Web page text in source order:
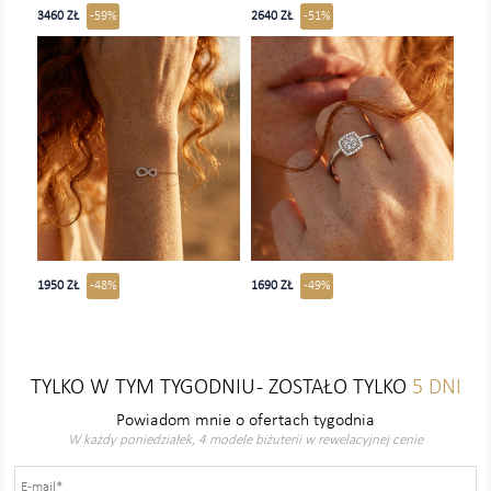
okazji do świętowania jest wiele,Edenly oferuje 20% rabatu na drugi wyrób: to szansa
na ozdobienie pierścionkami nawet 10 palcówlub wybór podwójnego modelu do
noszenia we dwoje!
EDENLY: STAWIAMY NA JAKOŚĆ I SATYSFAKCJĘ KLIENTÓW.
Marka Edenly oferuje pierścionki, obrączki, pierścionki z pojedynczym diamentem od
ponad 10 lat.Wszystkie wyroby są wykonywane z tą samą starannością i zasadami
sztuki jubilerskiej w naszychpracowniach. Z tego powodu dołączamy do nich certyfikat
i oferujemy na nie 2-letnią gwarancję.
Każdy wyrób jest wyrazem jakości i rzetelnej wiedzy fachowej naszych pracowników.
W całymprocesie wytwórczym pierścionek ze złota i diamentów podlega testom
jakości, zarówno jeżelichodzi o jakość złota, jak i rodowanie, polerowanie lub
wysadzanie kamieniami. Złoto użyte przezfirmę Edenly do wyrobu biżuterii ma
odpowiednią próbę poświadczającą jego jakość i cenę.Diamenty w wyrobach Edenly są
kamieniami naturalnymi opatrzonymi certyfikatem gwarantującymich autentyczność i
jakość. Edenly jako marka zaangażowana wykorzystuje diamenty pozyskane
wwarunkach etycznych i odpowiedzialnych, z poszanowaniem warunków pracy i
człowieka, które niepochodzą z obszarów objętych konfliktami zbrojnymi.
Większość modeli Edenly to unikalne i zarejestrowane kreacje, które wyrażają
JAKIE MODELE PIERŚCIONKÓW OFERUJE EDENLY?
Edenly oferuje pierścionki złote i z brylantami.Klasyczne kreacje, które można wybrać
3460 ZŁ -59% 2640 ZŁ -51%
1950 ZŁ -48% 1690 ZŁ -49%
TYLKO W TYM TYGODNIU - ZOSTAŁO TYLKO 5 DNI
Powiadom mnie o ofertach tygodnia
W każdy poniedziałek, 4 modele biżuterii w rewelacyjnej cenie